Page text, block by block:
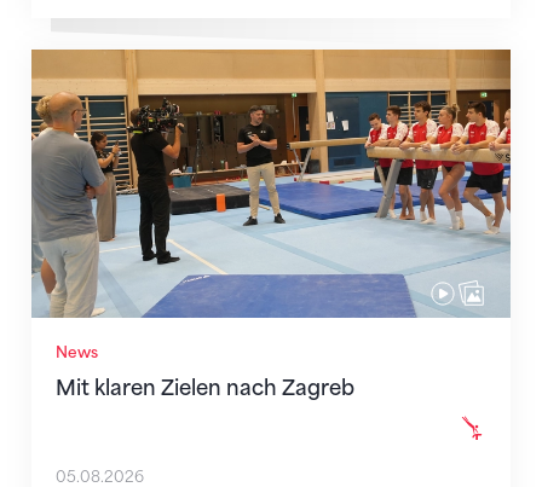
News
Mit klaren Zielen nach Zagreb
Mit klaren Zielen nach Zagreb
05.08.2026